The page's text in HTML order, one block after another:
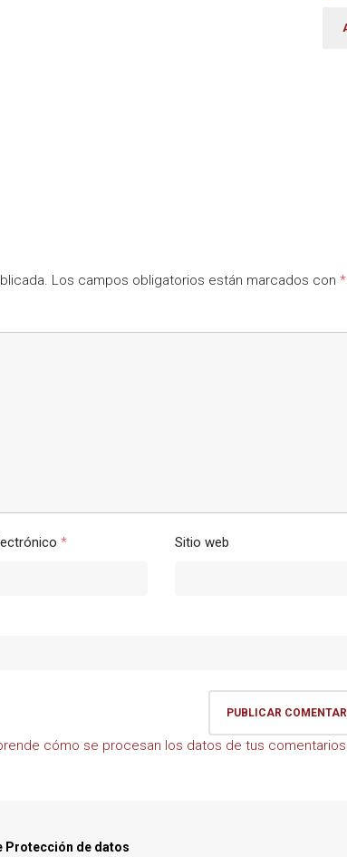
Los campos obligatorios están marcados con *
* Sitio web
cómo se procesan los datos de tus comentarios.
Protección de datos